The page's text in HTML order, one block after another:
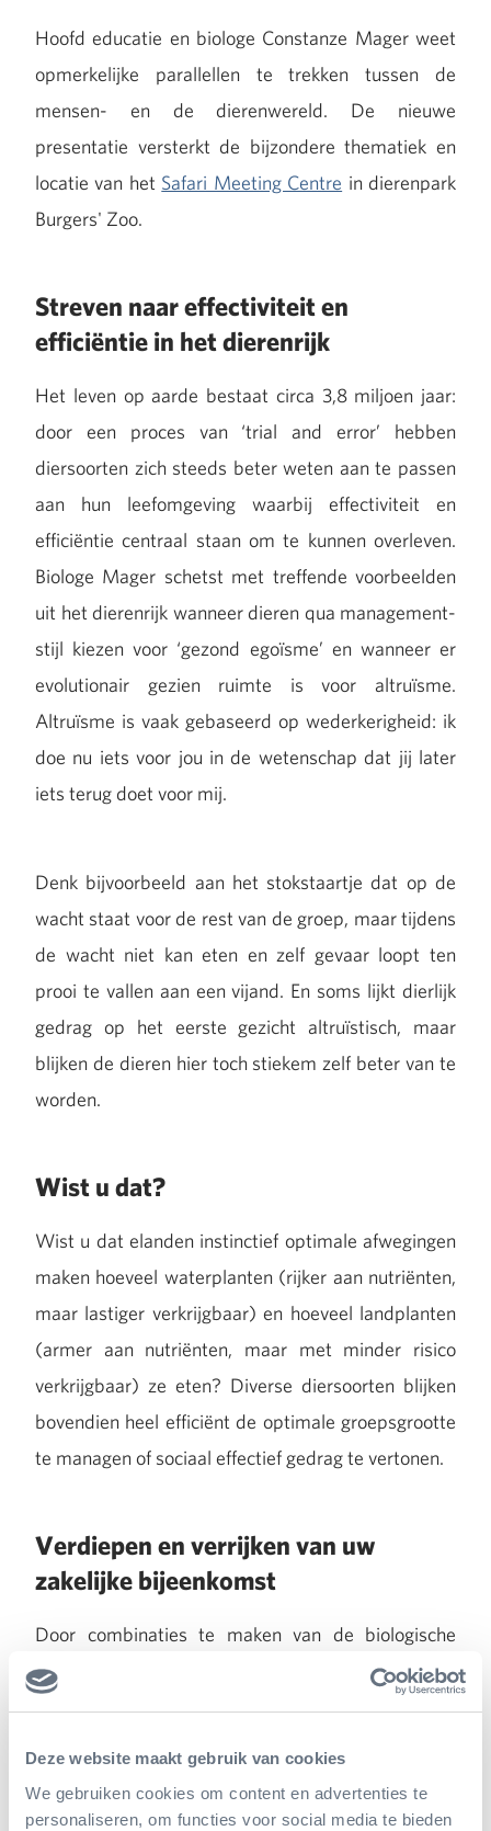
Deze website maakt gebruik van cookies
We gebruiken cookies om content en advertenties te
personaliseren, om functies voor social media te bieden
Hoofd educatie en biologe Constanze Mager weet
opmerkelijke parallellen te trekken tussen de
mensen- en de dierenwereld. De nieuwe
presentatie versterkt de bijzondere thematiek en
locatie van het Safari Meeting Centre in dierenpark
Burgers' Zoo.
Streven naar effectiviteit en
efficiëntie in het dierenrijk
Het leven op aarde bestaat circa 3,8 miljoen jaar:
door een proces van ‘trial and error’ hebben
diersoorten zich steeds beter weten aan te passen
aan hun leefomgeving waarbij effectiviteit en
efficiëntie centraal staan om te kunnen overleven.
Biologe Mager schetst met treffende voorbeelden
uit het dierenrijk wanneer dieren qua management-
stijl kiezen voor ‘gezond egoïsme’ en wanneer er
evolutionair gezien ruimte is voor altruïsme.
Altruïsme is vaak gebaseerd op wederkerigheid: ik
doe nu iets voor jou in de wetenschap dat jij later
iets terug doet voor mij.
Denk bijvoorbeeld aan het stokstaartje dat op de
wacht staat voor de rest van de groep, maar tijdens
de wacht niet kan eten en zelf gevaar loopt ten
prooi te vallen aan een vijand. En soms lijkt dierlijk
gedrag op het eerste gezicht altruïstisch, maar
blijken de dieren hier toch stiekem zelf beter van te
worden.
Wist u dat?
Wist u dat elanden instinctief optimale afwegingen
maken hoeveel waterplanten (rijker aan nutriënten,
maar lastiger verkrijgbaar) en hoeveel landplanten
(armer aan nutriënten, maar met minder risico
verkrijgbaar) ze eten? Diverse diersoorten blijken
bovendien heel efficiënt de optimale groepsgrootte
te managen of sociaal effectief gedrag te vertonen.
Verdiepen en verrijken van uw
zakelijke bijeenkomst
Door combinaties te maken van de biologische
kennis die in het dierenpark aanwezig is en deze te
vertalen naar actuele managementvraagstukken die
en verdiept.